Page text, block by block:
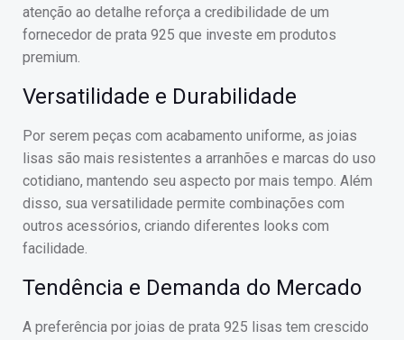
atenção ao detalhe reforça a credibilidade de um
fornecedor de prata 925 que investe em produtos
premium.
Versatilidade e Durabilidade
Por serem peças com acabamento uniforme, as joias
lisas são mais resistentes a arranhões e marcas do uso
cotidiano, mantendo seu aspecto por mais tempo. Além
disso, sua versatilidade permite combinações com
outros acessórios, criando diferentes looks com
facilidade.
Tendência e Demanda do Mercado
A preferência por joias de prata 925 lisas tem crescido